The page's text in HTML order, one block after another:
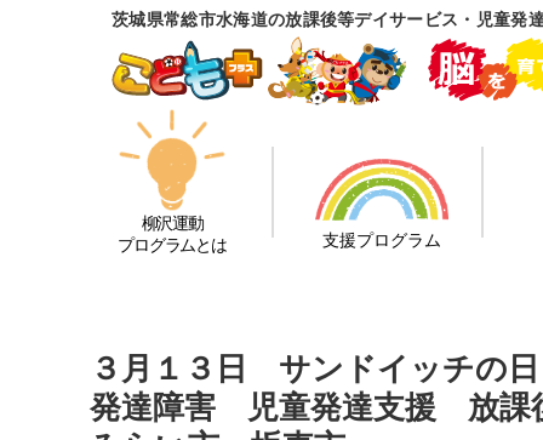
茨城県常総市水海道の放課後等デイサービス・児童
柳沢運動
プログラムとは
支援プログラム
３月１３日 サンドイッチ
発達障害 児童発達支援 放